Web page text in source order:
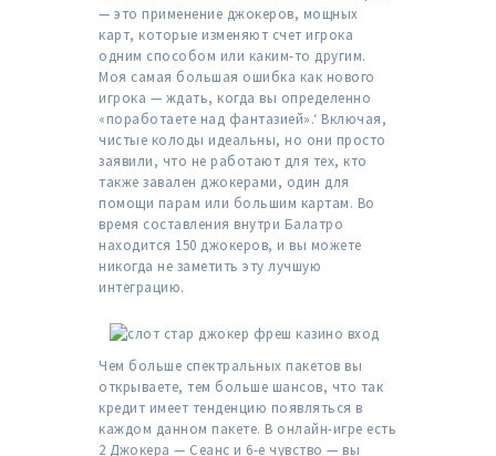
— это применение джокеров, мощных
карт, которые изменяют счет игрока
одним способом или каким-то другим.
Моя самая большая ошибка как нового
игрока — ждать, когда вы определенно
«поработаете над фантазией».‘ Включая,
чистые колоды идеальны, но они просто
заявили, что не работают для тех, кто
также завален джокерами, один для
помощи парам или большим картам. Во
время составления внутри Балатро
находится 150 джокеров, и вы можете
никогда не заметить эту лучшую
интеграцию.
Чем больше спектральных пакетов вы
открываете, тем больше шансов, что так
кредит имеет тенденцию появляться в
каждом данном пакете. В онлайн-игре есть
2 Джокера — Сеанс и 6-е чувство — вы